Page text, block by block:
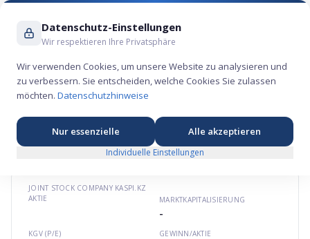
Suche ...
Joint Stock Company Kaspi.kz Aktie –
Technologie-Börsengang 2024
💾 ir.kaspi.kz ★
JOINT STOCK COMPANY KASPI.KZ
AKTIE
MARKTKAPITALISIERUNG
-
KGV (P/E) GEWINN/AKTIE
Datenschutz-Einstellungen
Wir respektieren Ihre Privatsphäre
Wir verwenden Cookies, um unsere Website zu analysieren und
zu verbessern. Sie entscheiden, welche Cookies Sie zulassen
möchten. Datenschutzhinweise
Nur essenzielle Alle akzeptieren
Individuelle Einstellungen